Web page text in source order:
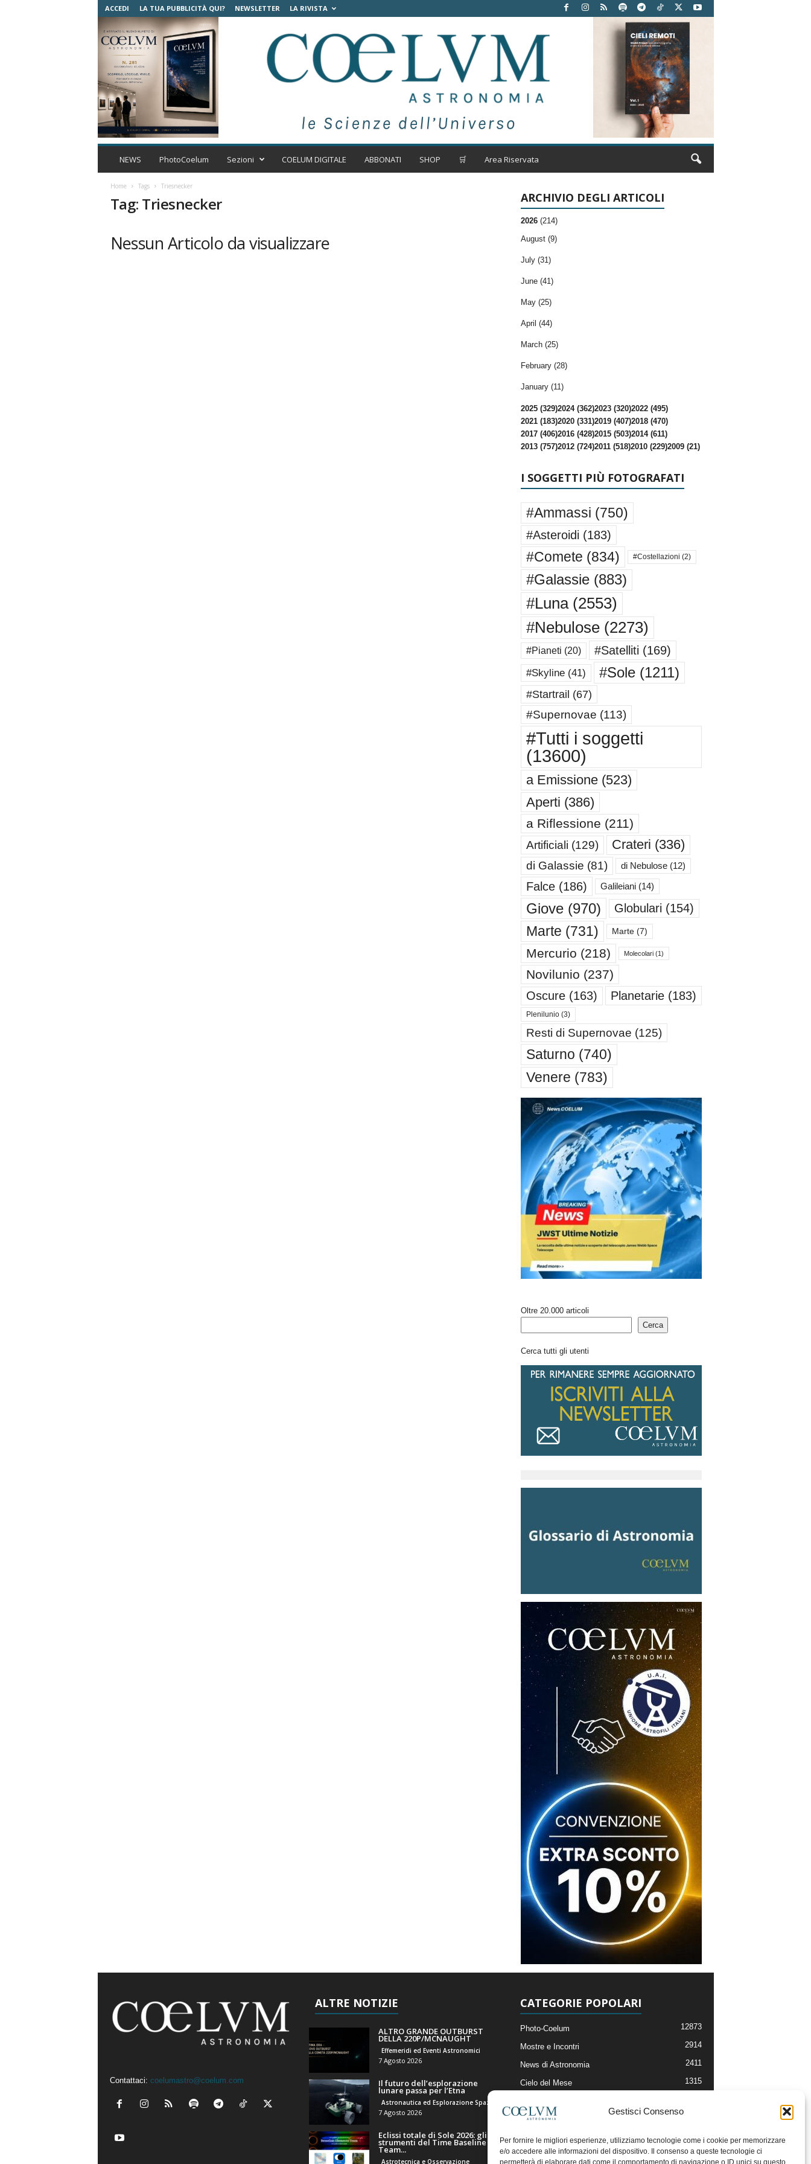
Gestisci Consenso
Per fornire le migliori esperienze, utilizziamo tecnologie come i cookie per memorizzare
e/o accedere alle informazioni del dispositivo. Il consenso a queste tecnologie ci
permetterà di elaborare dati come il comportamento di navigazione o ID unici su questo
ACCEDI LA TUA PUBBLICITÀ QUI? NEWSLETTER LA RIVISTA
C
m
t
NEWS PhotoCoelum Sezioni COELUM DIGITALE ABBONATI SHOP 🛒 Area Riservata
Home Tags Triesnecker
Tag: Triesnecker
Nessun Articolo da visualizzare
ARCHIVIO DEGLI ARTICOLI
2026 (214)
August (9)
July (31)
June (41)
May (25)
April (44)
March (25)
February (28)
January (11)
2025 (329)2024 (362)2023 (320)2022 (495)
2021 (183)2020 (331)2019 (407)2018 (470)
2017 (406)2016 (428)2015 (503)2014 (611)
2013 (757)2012 (724)2011 (518)2010 (229)2009 (21)
I SOGGETTI PIÙ FOTOGRAFATI
#Ammassi (750)
#Asteroidi (183)
#Comete (834) #Costellazioni (2)
#Galassie(883)
#Luna(2553)
#Nebulose(2273)
#Pianeti (20) #Satelliti (169)
#Skyline(41) #Sole(1211)
#Startrail (67)
#Supernovae (113)
#Tutti i soggetti
(13600)
a Emissione(523)
Aperti (386)
a Riflessione (211)
Artificiali (129) Crateri (336)
di Galassie (81) di Nebulose(12)
Falce(186) Galileiani(14)
Giove(970) Globulari (154)
Marte (731) Marte(7)
Mercurio (218) Molecolari(1)
Novilunio (237)
Oscure(163) Planetarie(183)
Plenilunio(3)
Resti di Supernovae (125)
Saturno (740)
Venere (783)
Oltre 20.000 articoli
Cerca
Cerca tutti gli utenti
Contattaci: coelumastro@coelum.com
ALTRE NOTIZIE
ALTRO GRANDE OUTBURST
DELLA 220P/MCNAUGHT
Effemeridi ed Eventi Astronomici
7 Agosto 2026
Il futuro dell’esplorazione
lunare passa per l’Etna
7 Agosto 2026
Eclissi totale di Sole 2026: gli
strumenti del Time Baseline
Team...
Astrotecnica e Osservazione
CATEGORIE POPOLARI
Photo-Coelum 12873
Mostre e Incontri 2914
News di Astronomia 2411
Cielo del Mese 1315
Articoli e Risorse On-Line
Il Blog della Redazione